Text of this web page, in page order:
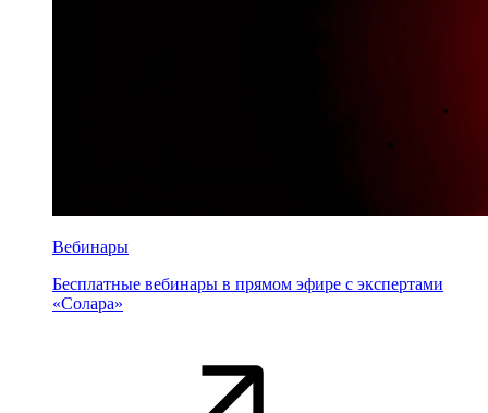
Вебинары
Бесплатные вебинары в прямом эфире с экспертами
«Солара»